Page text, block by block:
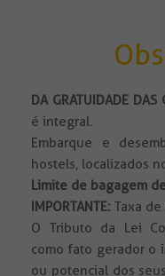
DA GRATUIDADE DAS
é integral.
Embarque e
hostels, localizados
Limite de bagagem
IMPORTANTE: Taxa
O Tributo da Lei
como fato gerador o
ou potencial dos